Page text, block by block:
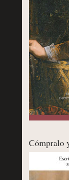
Cómpralo